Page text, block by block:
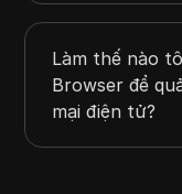
Làm thế nào
Browser để
mại điện tử?